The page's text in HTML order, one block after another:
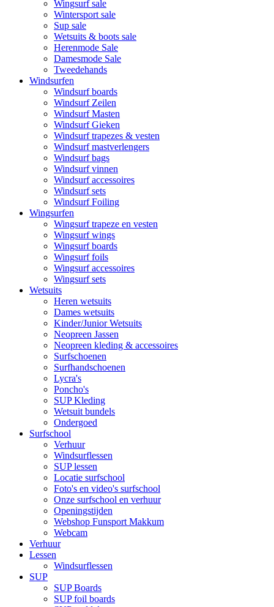
Wingsurf sale
Wintersport sale
Sup sale
Wetsuits & boots sale
Herenmode Sale
Damesmode Sale
Tweedehands
Windsurfen
Windsurf boards
Windsurf Zeilen
Windsurf Masten
Windsurf Gieken
Windsurf trapezes & vesten
Windsurf mastverlengers
Windsurf bags
Windsurf vinnen
Windsurf accessoires
Windsurf sets
Windsurf Foiling
Wingsurfen
Wingsurf trapeze en vesten
Wingsurf wings
Wingsurf boards
Wingsurf foils
Wingsurf accessoires
Wingsurf sets
Wetsuits
Heren wetsuits
Dames wetsuits
Kinder/Junior Wetsuits
Neopreen Jassen
Neopreen kleding & accessoires
Surfschoenen
Surfhandschoenen
Lycra's
Poncho's
SUP Kleding
Wetsuit bundels
Ondergoed
Surfschool
Verhuur
Windsurflessen
SUP lessen
Locatie surfschool
Foto's en video's surfschool
Onze surfschool en verhuur
Openingstijden
Webshop Funsport Makkum
Webcam
Verhuur
Lessen
Windsurflessen
SUP
SUP Boards
SUP foil boards